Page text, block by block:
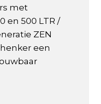
met
en 500 LTR /
ZEN
een